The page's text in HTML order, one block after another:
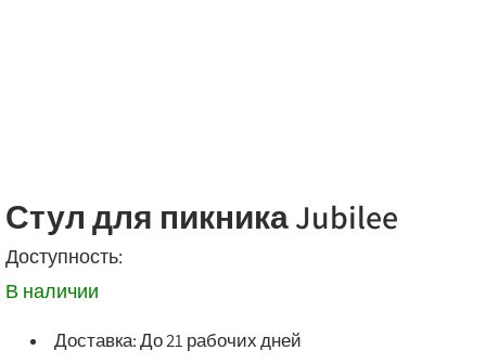
Стул для пикника Jubilee
Доступность:
В наличии
Доставка: До 21 рабочих дней